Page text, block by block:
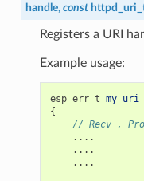
handle, const
Registers a URI
Example usage:
esp_err_t
{
// Recv ,
....
....
....